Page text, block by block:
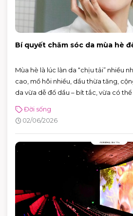
Bí quyết chăm sóc da mùa hè
Mùa hè là lúc làn da “chịu tải” nhiều
cao, mồ hôi nhiều, dầu thừa tăng,
da vừa dễ đổ dầu – bít tắc, vừa có
đúng vài nguyên tắc: làm sạch vừa
chống nắng đúng cách và xử lý mồ
Đời sống
02/06/2026